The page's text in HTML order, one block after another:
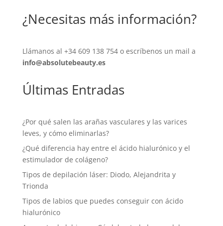
¿Necesitas más información?
Llámanos al +34 609 138 754o escríbenos un mail a
info@absolutebeauty.es
Últimas Entradas
¿Por qué salen las arañas vasculares y las varices
leves, y cómo eliminarlas?
¿Qué diferencia hay entre el ácido hialurónico y el
estimulador de colágeno?
Tipos de depilación láser: Diodo, Alejandrita y
Trionda
Tipos de labios que puedes conseguir con ácido
hialurónico